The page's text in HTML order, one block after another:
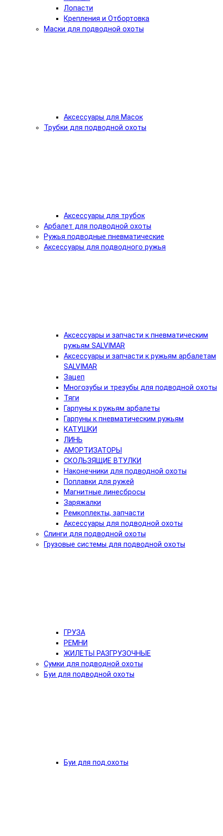
Лопасти
Крепления и Отбортовка
Маски для подводной охоты
Аксессуары для Масок
Трубки для подводной охоты
Аксессуары для трубок
Арбалет для подводной охоты
Ружья подводные пневматические
Аксессуары для подводного ружья
Аксессуары и запчасти к пневматическим
ружьям SALVIMAR
Аксессуары и запчасти к ружьям арбалетам
SALVIMAR
Зацеп
Многозубы и трезубы для подводной охоты
Тяги
Гарпуны к ружьям арбалеты
Гарпуны к пневматическим ружьям
КАТУШКИ
ЛИНЬ
АМОРТИЗАТОРЫ
СКОЛЬЗЯЩИЕ ВТУЛКИ
Наконечники для подводной охоты
Поплавки для ружей
Магнитные линесбросы
Заряжалки
Ремкоплекты, запчасти
Аксессуары для подводной охоты
Слинги для подводной охоты
Грузовые системы для подводной охоты
ГРУЗА
РЕМНИ
ЖИЛЕТЫ РАЗГРУЗОЧНЫЕ
Сумки для подводной охоты
Буи для подводной охоты
Буи для под.охоты